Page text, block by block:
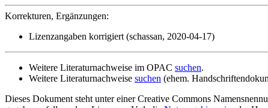
Korrekturen, Ergänzungen:
Lizenzangaben korrigiert (schassan, 2020-04-17)
Weitere Literaturnachweise im OPAC suchen.
Weitere Literaturnachweise suchen (ehem.
Dieses Dokument steht unter einer Creative Commons